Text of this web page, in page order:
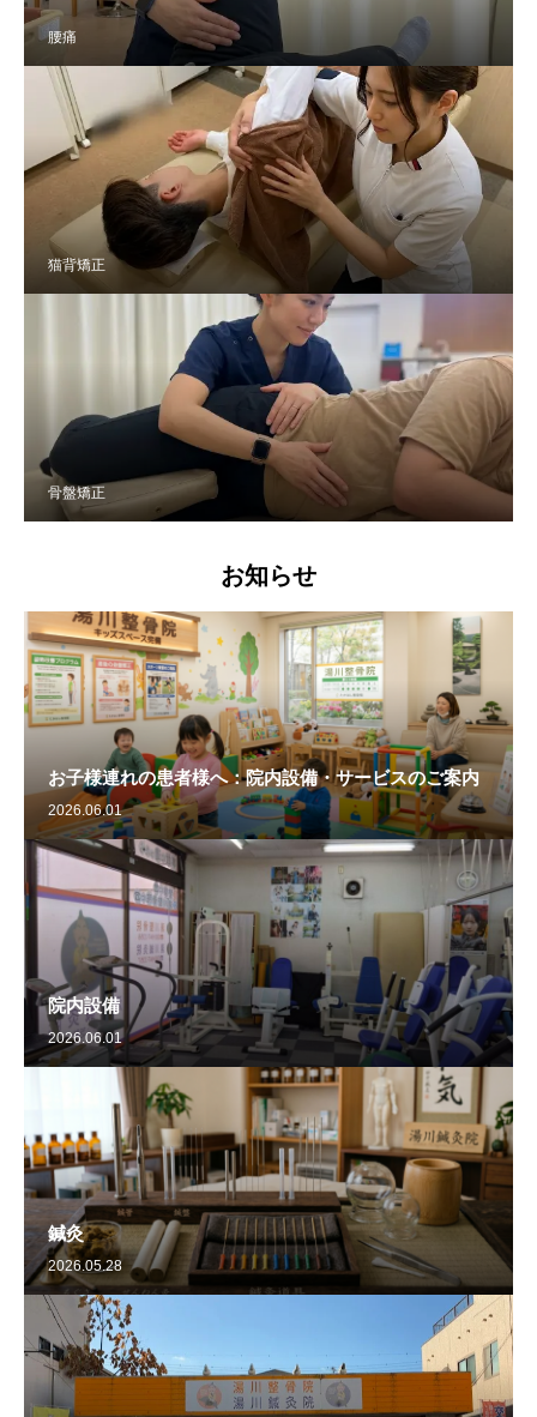
腰痛
猫背矯正
骨盤矯正
お知らせ
お子様連れの患者様へ：院内設備・サービスのご案内
2026.06.01
院内設備
2026.06.01
鍼灸
2026.05.28